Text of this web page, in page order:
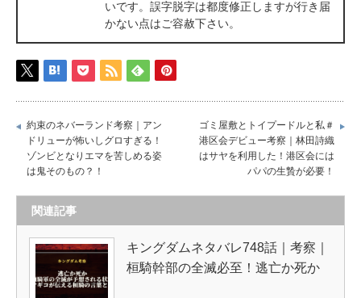
いです。誤字脱字は都度修正しますが行き届
かない点はご容赦下さい。
約束のネバーランド考察｜アン
ドリューが怖いしグロすぎる！
ゾンビとなりエマを苦しめる姿
は鬼そのもの？！
ゴミ屋敷とトイプードルと私＃
港区会デビュー考察｜林田詩織
はサヤを利用した！港区会には
パパの生贄が必要！
関連記事
キングダムネタバレ748話｜考察｜
桓騎幹部の全滅必至！逃亡か死か